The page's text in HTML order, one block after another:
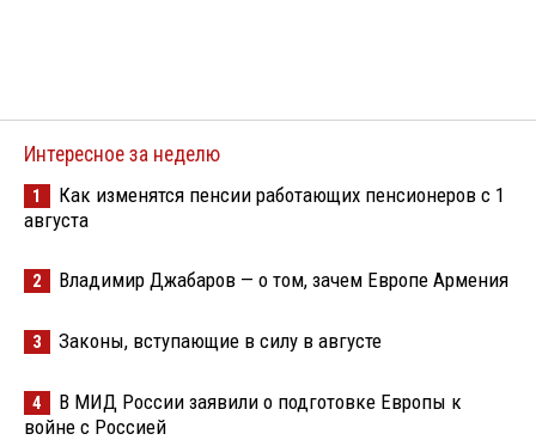
Интересное за неделю
1
Как изменятся пенсии работающих пенсионеров с 1
августа
2 Владимир Джабаров — о том, зачем Европе Армения
3 Законы, вступающие в силу в августе
4
В МИД России заявили о подготовке Европы к
войне с Россией